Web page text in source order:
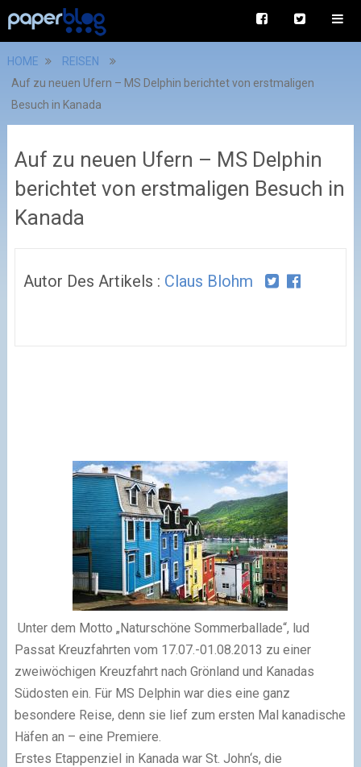
HOME
REISEN
Auf zu neuen Ufern – MS Delphin berichtet von erstmaligen
Besuch in Kanada
Auf zu neuen Ufern – MS Delphin
berichtet von erstmaligen Besuch in
Kanada
Autor Des Artikels : Claus Blohm
Unter dem Motto „Naturschöne Sommerballade“, lud
Passat Kreuzfahrten vom 17.07.-01.08.2013 zu einer
zweiwöchigen Kreuzfahrt nach Grönland und Kanadas
Südosten ein. Für MS Delphin war dies eine ganz
besondere Reise, denn sie lief zum ersten Mal kanadische
Häfen an – eine Premiere.
Erstes Etappenziel in Kanada war St. John‘s, die